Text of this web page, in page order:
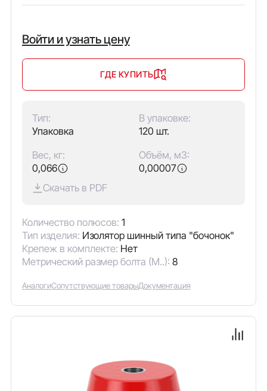
Войти и узнать цену
ГДЕ КУПИТЬ
Тип:
Упаковка
В упаковке:
120 шт.
Вес, кг:
0,066
Объём, м3:
0,00007
Скачать в PDF
Количество полюсов: 1
Тип изделия: Изолятор шинный типа "бочонок"
Крепеж в комплекте: Нет
Метрический размер болта (М..): 8
АналогиСопутствующие товарыДокументация